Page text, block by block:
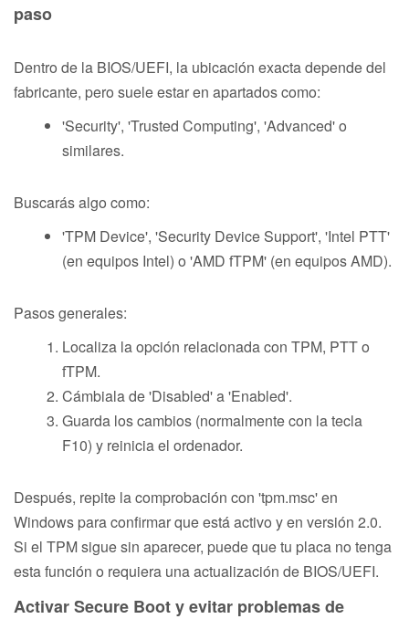
paso
Dentro de la BIOS/UEFI, la ubicación exacta depende del
fabricante, pero suele estar en apartados como:
'Security', 'Trusted Computing', 'Advanced' o
similares.
Buscarás algo como:
'TPM Device', 'Security Device Support', 'Intel PTT'
(en equipos Intel) o 'AMD fTPM' (en equipos AMD).
Pasos generales:
Localiza la opción relacionada con TPM, PTT o
fTPM.
Cámbiala de 'Disabled' a 'Enabled'.
Guarda los cambios (normalmente con la tecla
F10) y reinicia el ordenador.
Después, repite la comprobación con 'tpm.msc' en
Windows para confirmar que está activo y en versión 2.0.
Si el TPM sigue sin aparecer, puede que tu placa no tenga
esta función o requiera una actualización de BIOS/UEFI.
Activar Secure Boot y evitar problemas de